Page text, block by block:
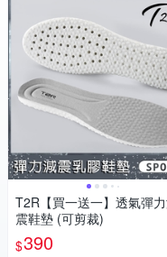
T2R【買一送一】透氣彈
震鞋墊 (可剪裁)
$390